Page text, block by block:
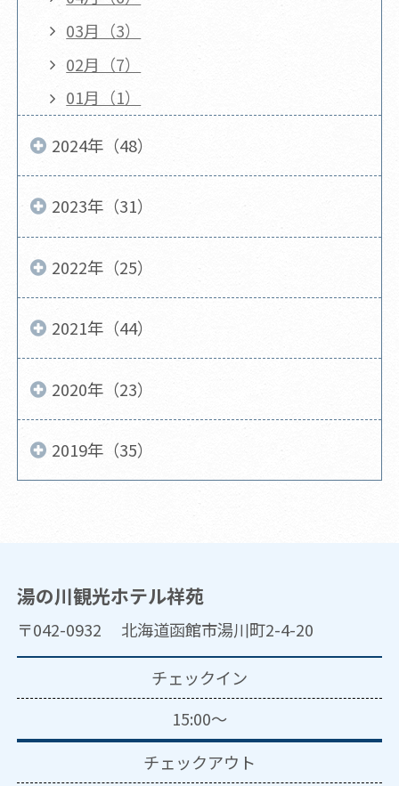
03月（3）
02月（7）
01月（1）
2024年（48）
2023年（31）
2022年（25）
2021年（44）
2020年（23）
2019年（35）
湯の川観光ホテル祥苑
〒042-0932 北海道函館市湯川町2-4-20
チェックイン
15:00～
チェックアウト